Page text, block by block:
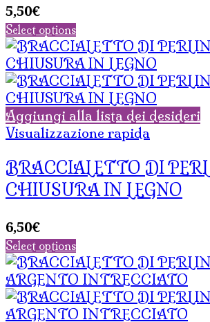
5,50€
Select options
Aggiungi alla lista dei desideri
Visualizzazione rapida
BRACCIALETTO DI
CHIUSURA IN LEGNO
6,50€
Select options